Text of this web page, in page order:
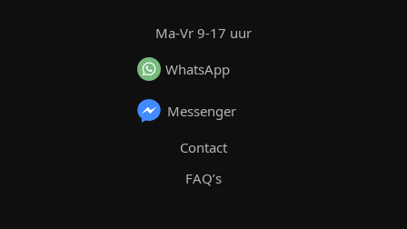
Ma-Vr 9-17 uur
WhatsApp
Messenger
Contact
FAQ’s